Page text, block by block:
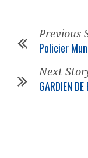
Previous
Policier
Next
GARDIEN